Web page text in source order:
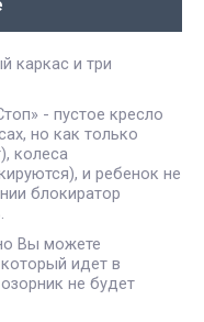
каркас и три
- пустое кресло
но как только
колеса
и ребенок не
блокиратор
Вы можете
идет в
не будет